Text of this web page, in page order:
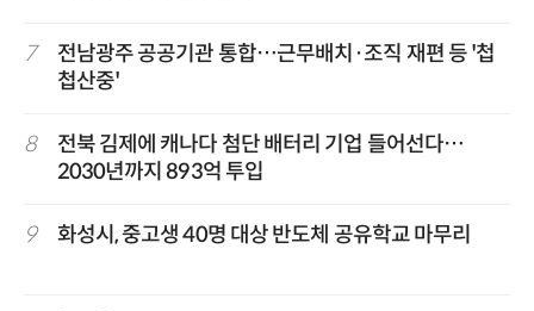
7
전남광주 공공기관 통합…근무배치·조직 재편 등 '첩
첩산중'
8
전북 김제에 캐나다 첨단 배터리 기업 들어선다…
2030년까지 893억 투입
9 화성시, 중고생 40명 대상 반도체 공유학교 마무리